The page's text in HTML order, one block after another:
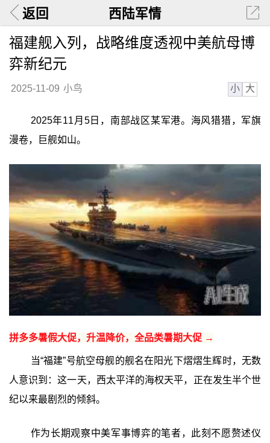
返回 西陆军情
福建舰入列，战略维度透视中美航母博
弈新纪元
2025-11-09 小鸟 小 大
2025年11月5日，南部战区某军港。海风猎猎，军旗
漫卷，巨舰如山。
拼多多暑假大促，升温降价，全品类暑期大促 →
当“福建”号航空母舰的舰名在阳光下熠熠生辉时，无数
人意识到：这一天，西太平洋的海权天平，正在发生半个世
纪以来最剧烈的倾斜。
作为长期观察中美军事博弈的笔者，此刻不愿赘述仪